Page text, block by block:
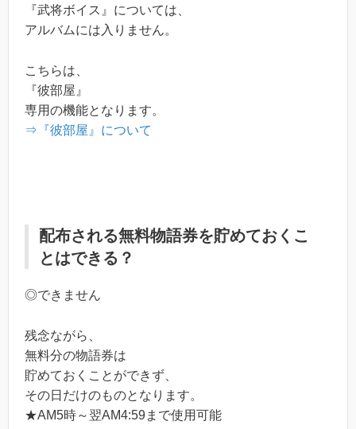
『武将ボイス』については、
アルバムには入りません。
こちらは、
『彼部屋』
専用の機能となります。
⇒『彼部屋』について
配布される無料物語券を貯めておくこ
とはできる？
◎できません
残念ながら、
無料分の物語券は
貯めておくことができず、
その日だけのものとなります。
★AM5時～翌AM4:59まで使用可能